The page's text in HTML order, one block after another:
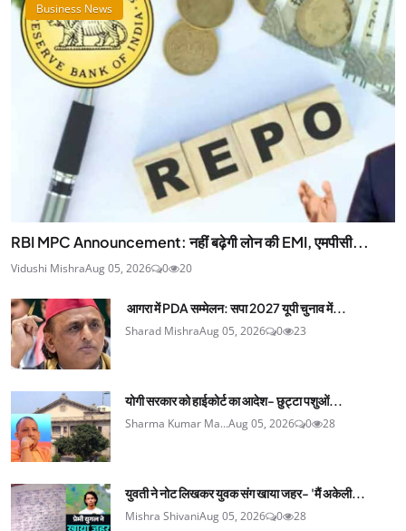
Business News
RBI MPC Announcement: नहीं बढ़ेगी लोन की EMI, एमपीसी...
Vidushi MishraAug 05, 2026 0 20
आगरा में PDA सम्मेलन: सपा 2027 यूपी चुनाव में...
Sharad MishraAug 05, 2026 0 23
योगी सरकार को हाईकोर्ट का आदेश- छुट्टा पशुओं...
Sharma Kumar Ma...Aug 05, 2026 0 28
युवती ने नोट लिखकर युवक संग खाया जहर- 'मैं अकेली...
Mishra ShivaniAug 05, 2026 0 28